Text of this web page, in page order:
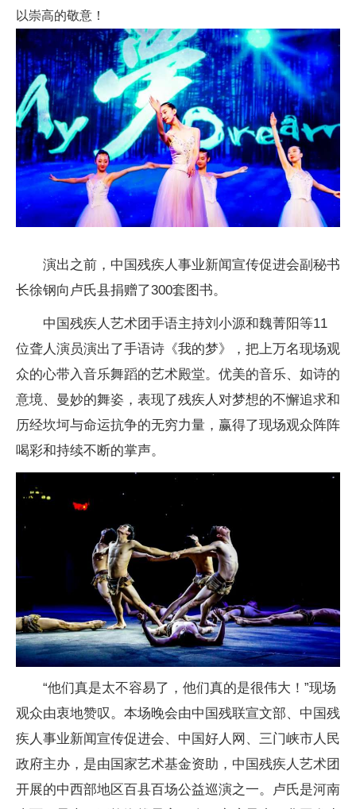
以崇高的敬意！
演出之前，中国残疾人事业新闻宣传促进会副秘书
长徐钢向卢氏县捐赠了300套图书。
中国残疾人艺术团手语主持刘小源和魏菁阳等11
位聋人演员演出了手语诗《我的梦》，把上万名现场观
众的心带入音乐舞蹈的艺术殿堂。优美的音乐、如诗的
意境、曼妙的舞姿，表现了残疾人对梦想的不懈追求和
历经坎坷与命运抗争的无穷力量，赢得了现场观众阵阵
喝彩和持续不断的掌声。
“他们真是太不容易了，他们真的是很伟大！”现场
观众由衷地赞叹。本场晚会由中国残联宣文部、中国残
疾人事业新闻宣传促进会、中国好人网、三门峡市人民
政府主办，是由国家艺术基金资助，中国残疾人艺术团
开展的中西部地区百县百场公益巡演之一。卢氏是河南